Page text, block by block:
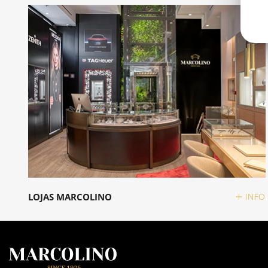
LOJAS MARCOLINO INFO